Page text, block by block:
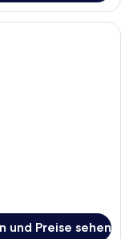
mit strohgedeckten
und Preise sehen